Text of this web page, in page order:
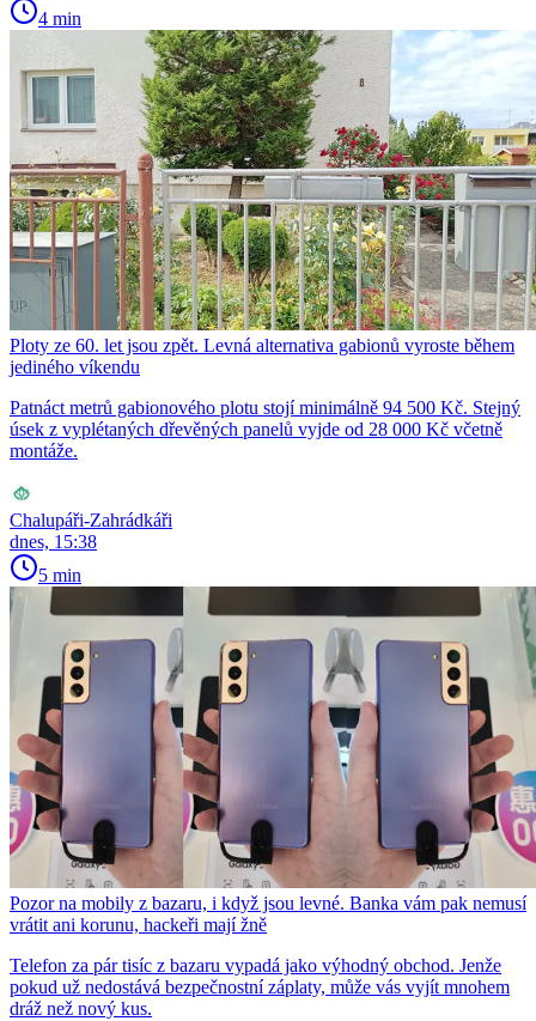
4 min
Ploty ze 60. let jsou zpět. Levná alternativa gabionů vyroste během
jediného víkendu
Patnáct metrů gabionového plotu stojí minimálně 94 500 Kč. Stejný
úsek z vyplétaných dřevěných panelů vyjde od 28 000 Kč včetně
montáže.
Chalupáři-Zahrádkáři
dnes, 15:38
5 min
Pozor na mobily z bazaru, i když jsou levné. Banka vám pak nemusí
vrátit ani korunu, hackeři mají žně
Telefon za pár tisíc z bazaru vypadá jako výhodný obchod. Jenže
pokud už nedostává bezpečnostní záplaty, může vás vyjít mnohem
dráž než nový kus.